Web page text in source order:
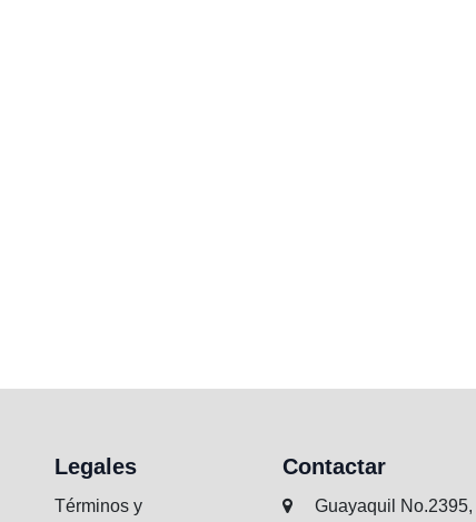
Contactar
Guayaquil No.2395, Col.
Legales
Términos y condiciones